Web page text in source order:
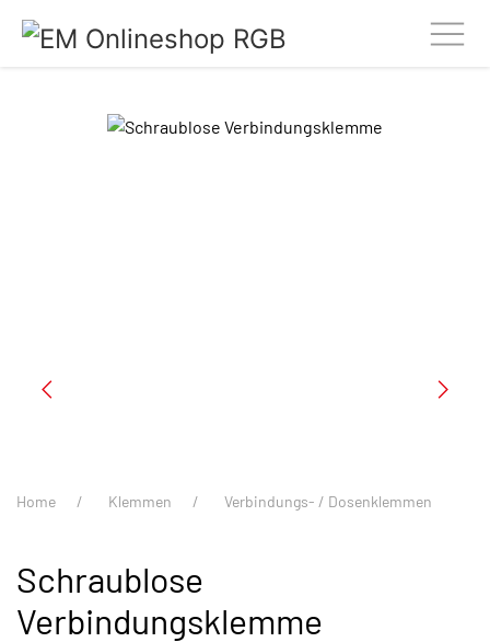
Home Klemmen Verbindungs- / Dosenklemmen
Schraublose
Verbindungsklemme